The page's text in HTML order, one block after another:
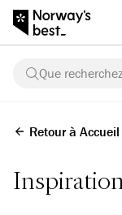
Que
Retour à Accueil